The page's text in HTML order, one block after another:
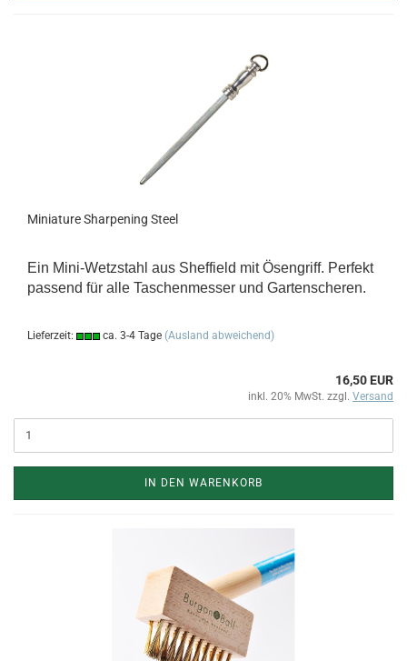
Miniature Sharpening Steel
Ein Mini-Wetzstahl aus Sheffield mit Ösengriff. Perfekt
passend für alle Taschenmesser und Gartenscheren.
Lieferzeit: ca. 3-4 Tage (Ausland abweichend)
16,50 EUR
inkl. 20% MwSt. zzgl. Versand
IN DEN WARENKORB